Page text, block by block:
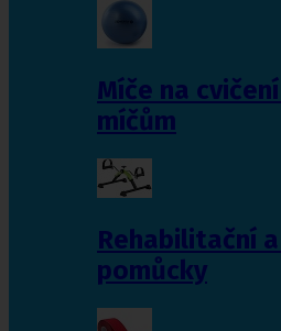
Míče na
míčům
Rehabilitační
pomůcky